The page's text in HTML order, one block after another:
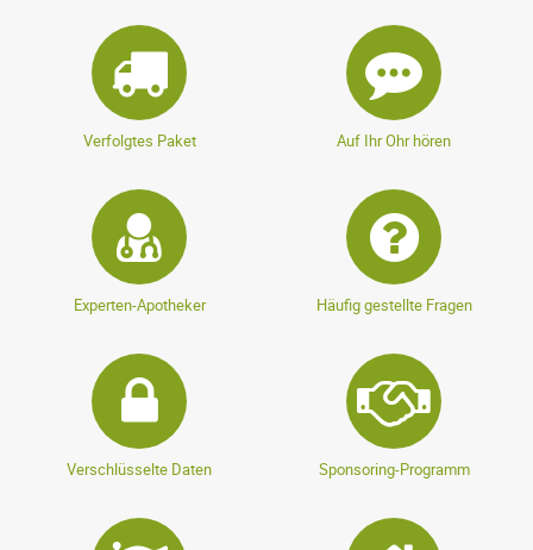
Verfolgtes Paket Auf Ihr Ohr hören
Experten-Apotheker Häufig gestellte Fragen
Verschlüsselte Daten Sponsoring-Programm